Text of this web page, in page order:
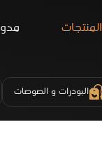
المنتجات
البودرات و الصوصات